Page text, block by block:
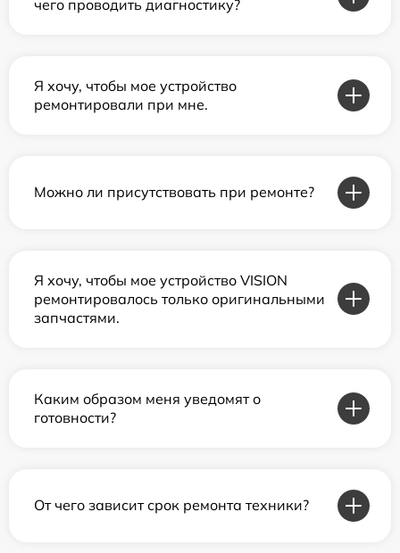
чего проводить диагностику?
Я хочу, чтобы мое устройство
ремонтировали при мне.
Можно ли присутствовать при ремонте?
Я хочу, чтобы мое устройство VISION
ремонтировалось только оригинальными
запчастями.
Каким образом меня уведомят о
готовности?
От чего зависит срок ремонта техники?